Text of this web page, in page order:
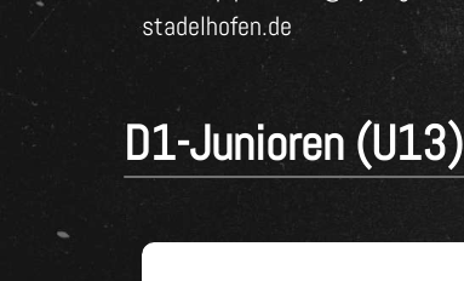
stadelhofen.de
D1-Junioren (U13)